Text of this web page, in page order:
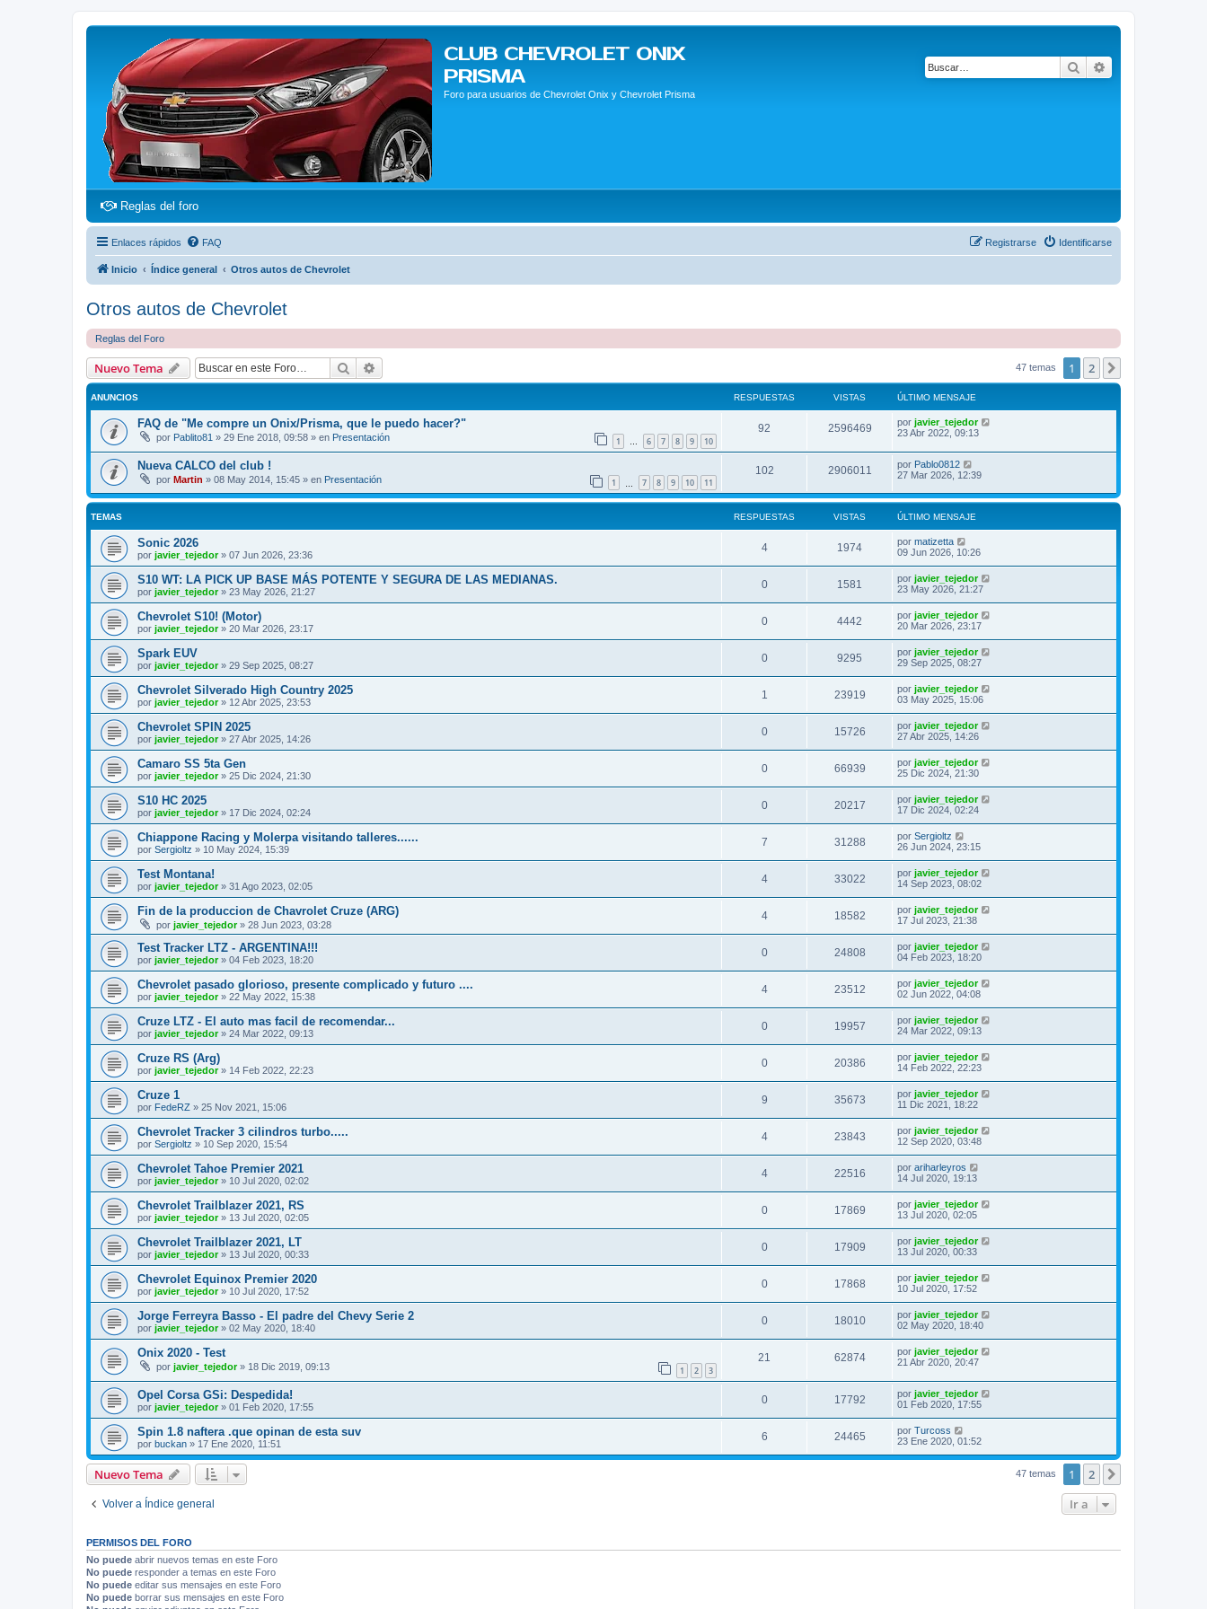
CLUB CHEVROLET ONIX
PRISMA
Foro para usuarios de Chevrolet Onix y Chevrolet Prisma
Buscar
Reglas del foro(Opens a new tab)
Enlaces rápidos FAQ Identificarse
Registrarse
Inicio Índice general Otros autos de Chevrolet
Otros autos de Chevrolet
Reglas del Foro
Nuevo Tema Buscar 47 temas 1 2
ANUNCIOS RESPUESTAS VISTAS ÚLTIMO MENSAJE
FAQ de "Me compre un Onix/Prisma, que le puedo hacer?"
por Pablito81 » 29 Ene 2018, 09:58 » en Presentación 1 … 6 7 8 9 10
92 2596469 por javier_tejedor
23 Abr 2022, 09:13
Nueva CALCO del club !
por Martin » 08 May 2014, 15:45 » en Presentación 1 7 8 9 10 11
102 2906011 por Pablo0812
27 Mar 2026, 12:39
TEMAS RESPUESTAS VISTAS ÚLTIMO MENSAJE
Sonic 2026
por javier_tejedor» 07 Jun 2026, 23:36
4 1974 por matizetta
09 Jun 2026, 10:26
S10 WT: LA PICK UP BASE MÁS POTENTE Y SEGURA DE LAS MEDIANAS.
por javier_tejedor» 23 May 2026, 21:27
0 1581 por javier_tejedor
23 May 2026, 21:27
Chevrolet S10! (Motor)
por javier_tejedor» 20 Mar 2026, 23:17
0 4442 por javier_tejedor
20 Mar 2026, 23:17
Spark EUV
por javier_tejedor» 29 Sep 2025, 08:27
0 9295 por javier_tejedor
29 Sep 2025, 08:27
Chevrolet Silverado High Country 2025
por javier_tejedor» 12 Abr 2025, 23:53
1 23919 por javier_tejedor
03 May 2025, 15:06
Chevrolet SPIN 2025
por javier_tejedor» 27 Abr 2025, 14:26
0 15726 por javier_tejedor
27 Abr 2025, 14:26
Camaro SS 5ta Gen
por javier_tejedor» 25 Dic 2024, 21:30
0 66939 por javier_tejedor
25 Dic 2024, 21:30
S10 HC 2025
por javier_tejedor» 17 Dic 2024, 02:24
0 20217 por javier_tejedor
17 Dic 2024, 02:24
Chiappone Racing y Molerpa visitando talleres......
por Sergioltz » 10 May 2024, 15:39
7 31288 por Sergioltz
26 Jun 2024, 23:15
Test Montana!
por javier_tejedor» 31 Ago 2023, 02:05
4 33022 por javier_tejedor
14 Sep 2023, 08:02
Fin de la produccion de Chavrolet Cruze (ARG)
por javier_tejedor» 28 Jun 2023, 03:28
4 18582 por javier_tejedor
17 Jul 2023, 21:38
Test Tracker LTZ - ARGENTINA!!!
por javier_tejedor» 04 Feb 2023, 18:20
0 24808 por javier_tejedor
04 Feb 2023, 18:20
Chevrolet pasado glorioso, presente complicado y futuro ....
por javier_tejedor» 22 May 2022, 15:38
4 23512 por javier_tejedor
02 Jun 2022, 04:08
Cruze LTZ - El auto mas facil de recomendar...
por javier_tejedor» 24 Mar 2022, 09:13
0 19957 por javier_tejedor
24 Mar 2022, 09:13
Cruze RS (Arg)
por javier_tejedor» 14 Feb 2022, 22:23
0 20386 por javier_tejedor
14 Feb 2022, 22:23
Cruze 1
por FedeRZ » 25 Nov 2021, 15:06
9 35673 por javier_tejedor
11 Dic 2021, 18:22
Chevrolet Tracker 3 cilindros turbo.....
por Sergioltz » 10 Sep 2020, 15:54
4 23843 por javier_tejedor
12 Sep 2020, 03:48
Chevrolet Tahoe Premier 2021
por javier_tejedor» 10 Jul 2020, 02:02
4 22516 por ariharleyros
14 Jul 2020, 19:13
Chevrolet Trailblazer 2021, RS
por javier_tejedor» 13 Jul 2020, 02:05
0 17869 por javier_tejedor
13 Jul 2020, 02:05
Chevrolet Trailblazer 2021, LT
por javier_tejedor» 13 Jul 2020, 00:33
0 17909 por javier_tejedor
13 Jul 2020, 00:33
Chevrolet Equinox Premier 2020
por javier_tejedor» 10 Jul 2020, 17:52
0 17868 por javier_tejedor
10 Jul 2020, 17:52
Jorge Ferreyra Basso - El padre del Chevy Serie 2
por javier_tejedor» 02 May 2020, 18:40
0 18010 por javier_tejedor
02 May 2020, 18:40
Onix 2020 - Test
por javier_tejedor» 18 Dic 2019, 09:13 1 2 3
21 62874 por javier_tejedor
21 Abr 2020, 20:47
Opel Corsa GSi: Despedida!
por javier_tejedor» 01 Feb 2020, 17:55
0 17792 por javier_tejedor
01 Feb 2020, 17:55
Spin 1.8 naftera .que opinan de esta suv
por buckan » 17 Ene 2020, 11:51
6 24465 por Turcoss
23 Ene 2020, 01:52
Nuevo Tema 47 temas 1 2
Volver a Índice general Ir a
PERMISOS DEL FORO
No puede abrir nuevos temas en este Foro
No puede responder a temas en este Foro
No puede editar sus mensajes en este Foro
No puede borrar sus mensajes en este Foro